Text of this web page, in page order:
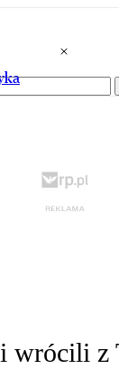
wrócili z